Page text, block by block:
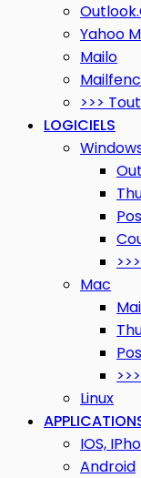
Yahoo
Mailo
>>>
LOGICIELS
Mac
Linux
IOS,
Android